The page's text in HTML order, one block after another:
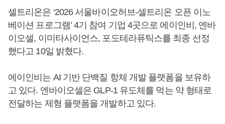
셀트리온은 ‘2026 서울바이오허브-셀트리온 오픈 이노
베이션 프로그램’ 4기 참여 기업 4곳으로 에이인비, 엔바
이오셀, 이미타사이언스, 포도테라퓨틱스를 최종 선정
했다고 10일 밝혔다.
에이인비는 AI 기반 단백질 항체 개발 플랫폼을 보유하
고 있다. 엔바이오셀은 GLP-1 유도체를 먹는 약 형태로
전달하는 제형 플랫폼을 개발하고 있다.